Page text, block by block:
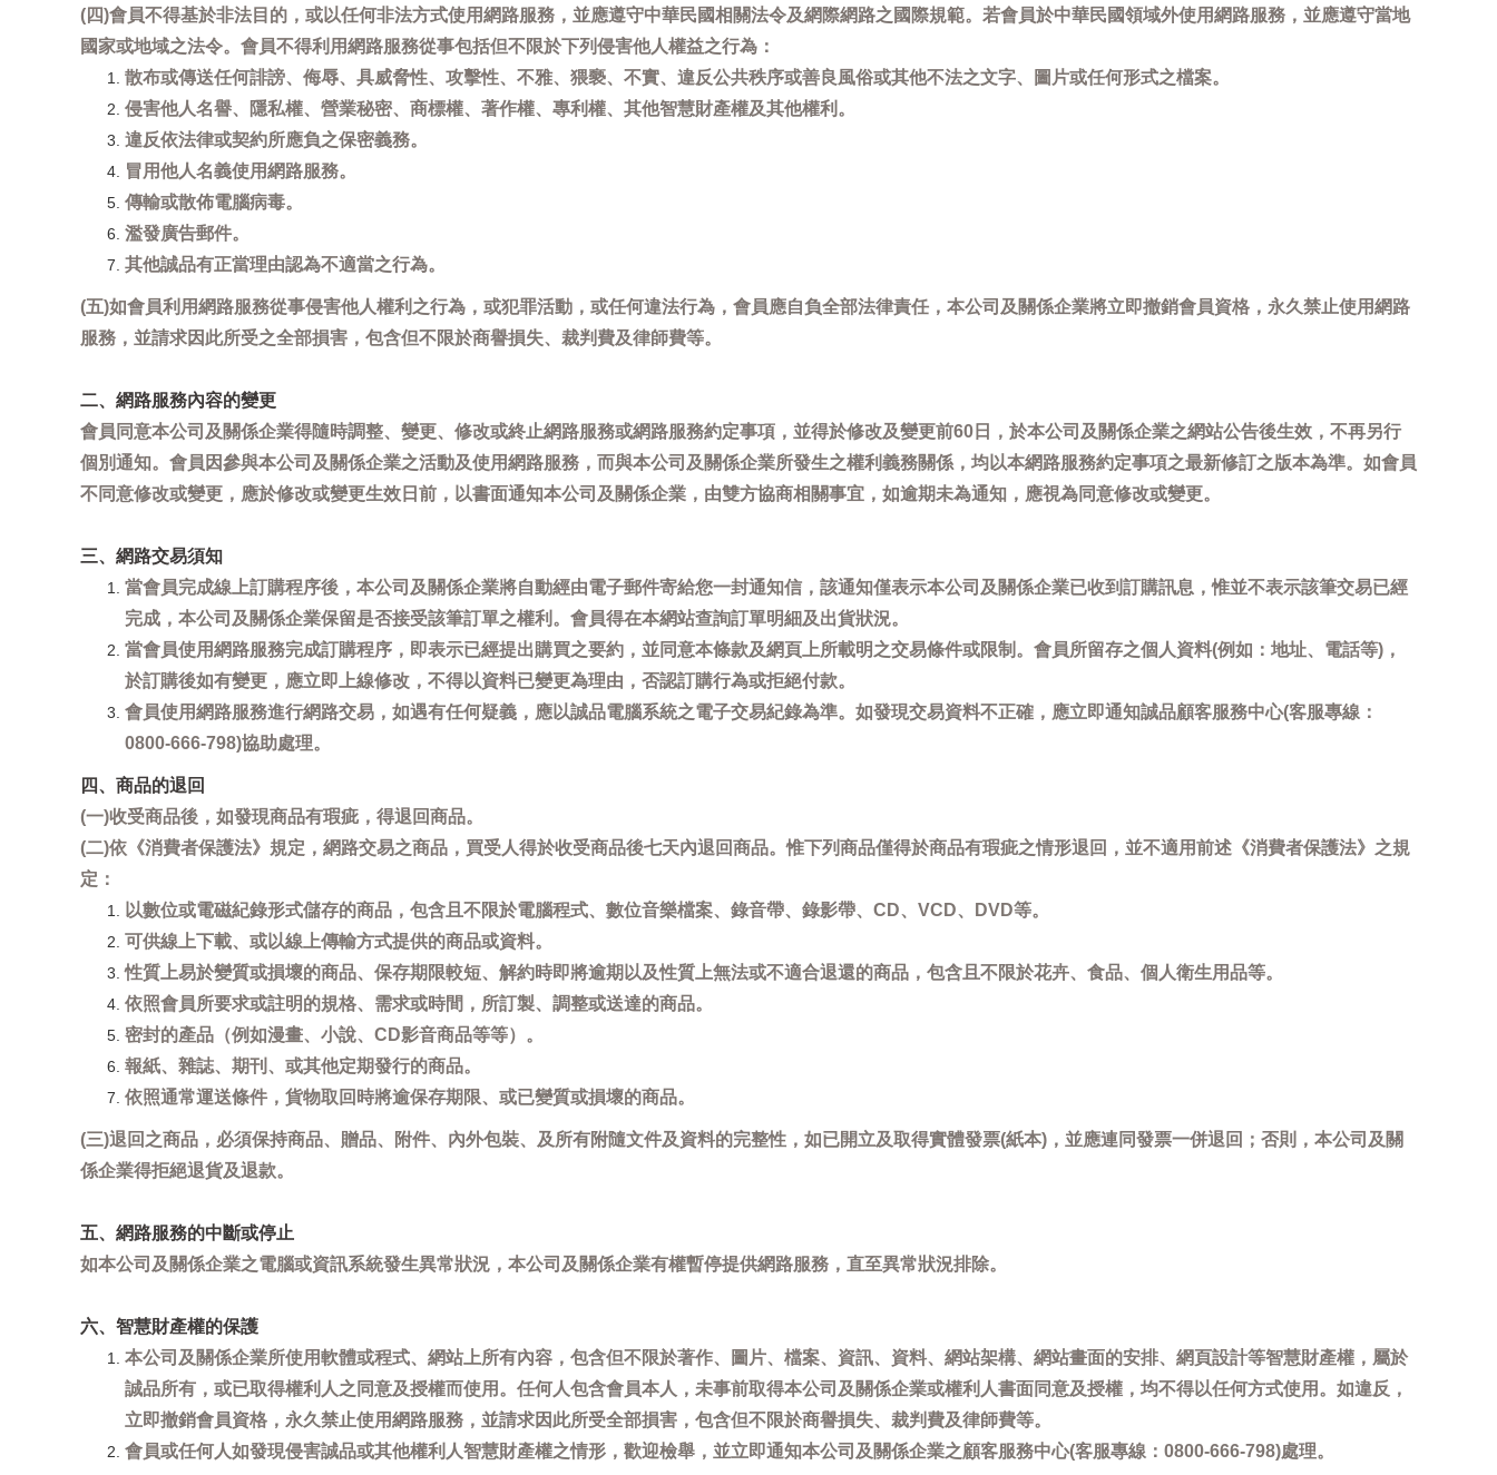
(四)會員不得基於非法目的，或以任何非法方式使用網路服務，並應遵守中華民國相關法令及網際網路之國際規範。若會員於中華民國領域外使用網路服務，並應遵守當地
國家或地域之法令。會員不得利用網路服務從事包括但不限於下列侵害他人權益之行為：
散布或傳送任何誹謗、侮辱、具威脅性、攻擊性、不雅、猥褻、不實、違反公共秩序或善良風俗或其他不法之文字、圖片或任何形式之檔案。
侵害他人名譽、隱私權、營業秘密、商標權、著作權、專利權、其他智慧財產權及其他權利。
違反依法律或契約所應負之保密義務。
冒用他人名義使用網路服務。
傳輸或散佈電腦病毒。
濫發廣告郵件。
其他誠品有正當理由認為不適當之行為。
(五)如會員利用網路服務從事侵害他人權利之行為，或犯罪活動，或任何違法行為，會員應自負全部法律責任，本公司及關係企業將立即撤銷會員資格，永久禁止使用網路
服務，並請求因此所受之全部損害，包含但不限於商譽損失、裁判費及律師費等。
二、網路服務內容的變更
會員同意本公司及關係企業得隨時調整、變更、修改或終止網路服務或網路服務約定事項，並得於修改及變更前60日，於本公司及關係企業之網站公告後生效，不再另行
個別通知。會員因參與本公司及關係企業之活動及使用網路服務，而與本公司及關係企業所發生之權利義務關係，均以本網路服務約定事項之最新修訂之版本為準。如會員
不同意修改或變更，應於修改或變更生效日前，以書面通知本公司及關係企業，由雙方協商相關事宜，如逾期未為通知，應視為同意修改或變更。
三、網路交易須知
當會員完成線上訂購程序後，本公司及關係企業將自動經由電子郵件寄給您一封通知信，該通知僅表示本公司及關係企業已收到訂購訊息，惟並不表示該筆交易已經
完成，本公司及關係企業保留是否接受該筆訂單之權利。會員得在本網站查詢訂單明細及出貨狀況。
當會員使用網路服務完成訂購程序，即表示已經提出購買之要約，並同意本條款及網頁上所載明之交易條件或限制。會員所留存之個人資料(例如：地址、電話等)，
於訂購後如有變更，應立即上線修改，不得以資料已變更為理由，否認訂購行為或拒絕付款。
會員使用網路服務進行網路交易，如遇有任何疑義，應以誠品電腦系統之電子交易紀錄為準。如發現交易資料不正確，應立即通知誠品顧客服務中心(客服專線：
0800-666-798)協助處理。
四、商品的退回
(一)收受商品後，如發現商品有瑕疵，得退回商品。
(二)依《消費者保護法》規定，網路交易之商品，買受人得於收受商品後七天內退回商品。惟下列商品僅得於商品有瑕疵之情形退回，並不適用前述《消費者保護法》之規
定：
以數位或電磁紀錄形式儲存的商品，包含且不限於電腦程式、數位音樂檔案、錄音帶、錄影帶、CD、VCD、DVD等。
可供線上下載、或以線上傳輸方式提供的商品或資料。
性質上易於變質或損壞的商品、保存期限較短、解約時即將逾期以及性質上無法或不適合退還的商品，包含且不限於花卉、食品、個人衛生用品等。
依照會員所要求或註明的規格、需求或時間，所訂製、調整或送達的商品。
密封的產品（例如漫畫、小說、CD影音商品等等）。
報紙、雜誌、期刊、或其他定期發行的商品。
依照通常運送條件，貨物取回時將逾保存期限、或已變質或損壞的商品。
(三)退回之商品，必須保持商品、贈品、附件、內外包裝、及所有附隨文件及資料的完整性，如已開立及取得實體發票(紙本)，並應連同發票一併退回；否則，本公司及關
係企業得拒絕退貨及退款。
五、網路服務的中斷或停止
如本公司及關係企業之電腦或資訊系統發生異常狀況，本公司及關係企業有權暫停提供網路服務，直至異常狀況排除。
六、智慧財產權的保護
本公司及關係企業所使用軟體或程式、網站上所有內容，包含但不限於著作、圖片、檔案、資訊、資料、網站架構、網站畫面的安排、網頁設計等智慧財產權，屬於
誠品所有，或已取得權利人之同意及授權而使用。任何人包含會員本人，未事前取得本公司及關係企業或權利人書面同意及授權，均不得以任何方式使用。如違反，
立即撤銷會員資格，永久禁止使用網路服務，並請求因此所受全部損害，包含但不限於商譽損失、裁判費及律師費等。
會員或任何人如發現侵害誠品或其他權利人智慧財產權之情形，歡迎檢舉，並立即通知本公司及關係企業之顧客服務中心(客服專線：0800-666-798)處理。